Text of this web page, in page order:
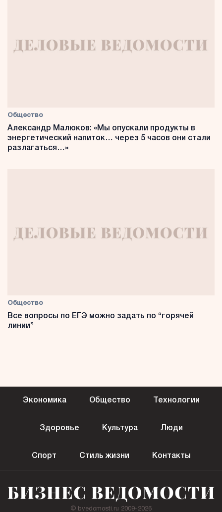
Общество
Александр Малюков: «Мы опускали продукты в
энергетический напиток… через 5 часов они стали
разлагаться…»
Общество
Все вопросы по ЕГЭ можно задать по “горячей
линии”
Экономика Общество Технологии
Здоровье Культура Люди
Спорт Стиль жизни Контакты
© bvedomosti.ru 2009-2026